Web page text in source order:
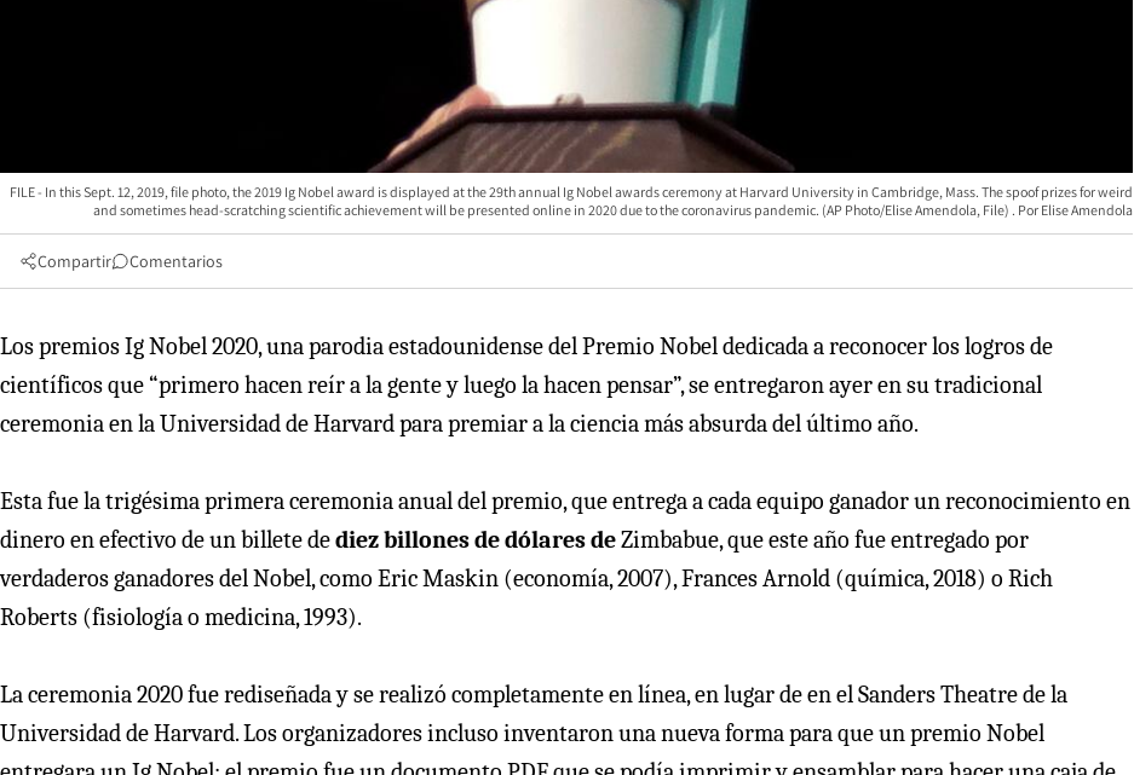
FILE - In this Sept. 12, 2019, file photo, the 2019 Ig Nobel award is displayed at the 29th annual Ig Nobel awards ceremony at Harvard University in Cambridge, Mass. The spoof prizes for weird
and sometimes head-scratching scientific achievement will be presented online in 2020 due to the coronavirus pandemic. (AP Photo/Elise Amendola, File)
Elise Amendola
Compartir Comentarios
Los premios Ig Nobel 2020, una parodia estadounidense del Premio Nobel dedicada a reconocer los logros de
científicos que “primero hacen reír a la gente y luego la hacen pensar”, se entregaron ayer en su tradicional
ceremonia en la Universidad de Harvard para premiar a la ciencia más absurda del último año.
Esta fue la trigésima primera ceremonia anual del premio, que entrega a cada equipo ganador un reconocimiento en
dinero en efectivo de un billete dediez billones de dólares deZimbabue, que este año fue entregado por
verdaderos ganadores del Nobel, como Eric Maskin (economía, 2007), Frances Arnold (química, 2018) o Rich
Roberts (fisiología o medicina, 1993).
La ceremonia 2020 fue rediseñada y se realizó completamente en línea, en lugar de en el Sanders Theatre de la
Universidad de Harvard. Los organizadores incluso inventaron una nueva forma para que un premio Nobel